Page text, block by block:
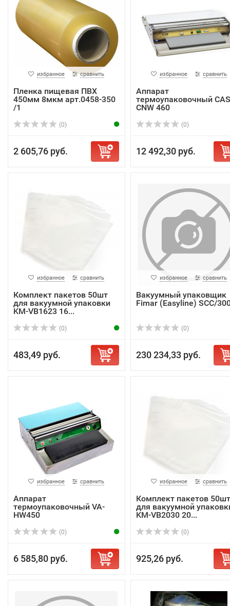
избранное сравнить
Пленка пищевая ПВХ
450мм 8мкм арт.0458-350
/1
(0)
2 605,76 руб.
избранное сравнить
Аппарат
термоупаковочный CAS
CNW 460
(0)
12 492,30 руб.
избранное сравнить
Комплект пакетов 50шт
для вакуумной упаковки
KM-VB1623 16...
(0)
483,49 руб.
избранное сравнить
Вакуумный упаковщик
Fimar (Easyline) SCC/
(0)
230 234,33 руб.
избранное сравнить
Аппарат
термоупаковочный VA-
HW450
(0)
6 585,80 руб.
избранное сравнить
Комплект пакетов 50шт
для вакуумной
KM-VB2030 20...
(0)
925,26 руб.